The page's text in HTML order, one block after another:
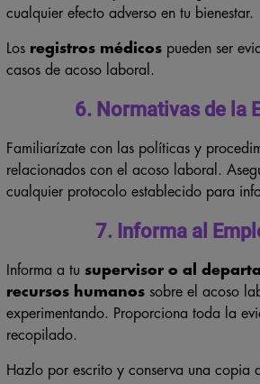
cualquier efecto adverso en tu bienestar.
Los registros médicospueden ser
casos de acoso laboral.
6. Normativas de la
Familiarízate con las políticas y
relacionados con el acoso laboral.
cualquier protocolo establecido para
7. Informa al
Informa a tu supervisor o al
recursos humanossobre el acoso
experimentando. Proporciona toda la
recopilado.
Hazlo por escrito y conserva una copia